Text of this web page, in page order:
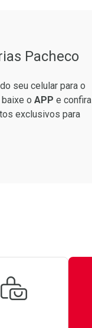
Pacheco
seu celular para o
baixe o APP e confira
exclusivos para